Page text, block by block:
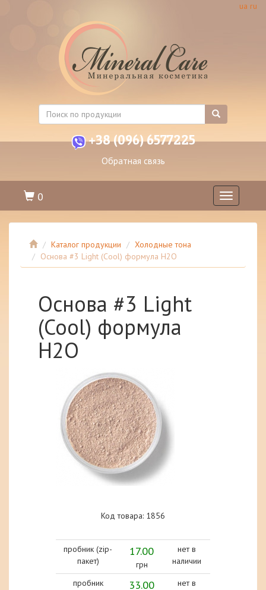
ua ru
+38 (096) 6577225
Обратная связь
Toggle
navigation
0
Каталог продукции
Холодные тона
Основа #3 Light (Cool) формула H2O
Основа #3 Light
(Cool) формула
H2O
Код товара: 1856
пробник (zip-
пакет)
17.00
грн
нет в
наличии
пробник
33.00
нет в